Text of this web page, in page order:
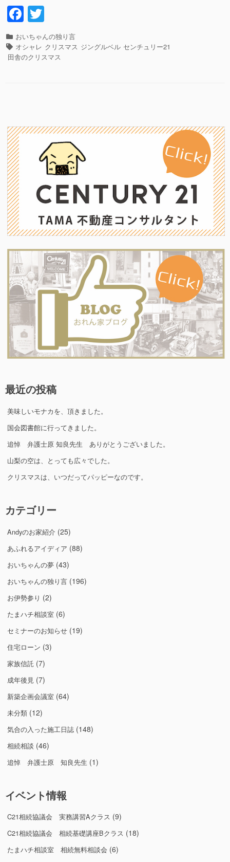
F
a
c
e
k
wi
tt
er
カ
テ
ゴ
おいちゃんの独り言
タ
グ
オシャレ クリスマス ジングルベル センチュリー21
田舎のクリスマス
最近の投稿
美味しいモナカを、頂きました。
国会図書館に行ってきました。
追悼 弁護士原 知良先生 ありがとうございました。
山梨の空は、とっても広々でした。
クリスマスは、いつだってパッピーなのです。
カテゴリー
Andyのお家紹介 (25)
あふれるアイディア (88)
おいちゃんの夢 (43)
おいちゃんの独り言 (196)
お伊勢参り (2)
たまハチ相談室 (6)
セミナーのお知らせ (19)
住宅ローン (3)
家族信託 (7)
成年後見 (7)
新築企画会議室 (64)
未分類 (12)
気合の入った施工日誌 (148)
相続相談 (46)
追悼 弁護士原 知良先生 (1)
イベント情報
C21相続協議会 実務講習Aクラス (9)
C21相続協議会 相続基礎講座Bクラス (18)
たまハチ相談室 相続無料相談会 (6)